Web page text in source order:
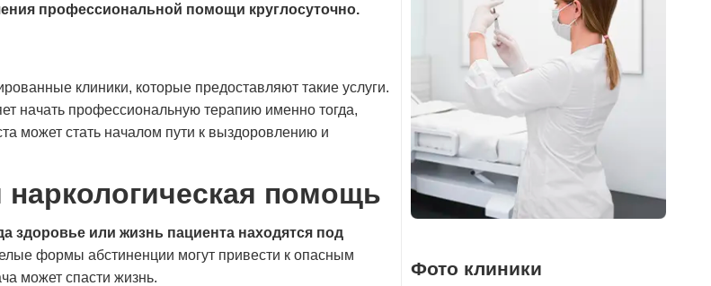
профессиональной помощи круглосуточно.
клиники, которые предоставляют такие услуги.
начать профессиональную терапию именно тогда,
может стать началом пути к выздоровлению и
наркологическая помощь
здоровье или жизнь пациента находятся под
формы абстиненции могут привести к опасным
может спасти жизнь.
Фото клиники